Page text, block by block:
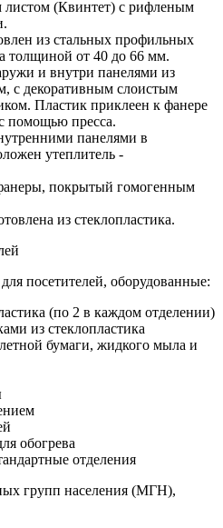
(Квинтет) с рифленым
из стальных профильных
толщиной от 40 до 66 мм.
и внутри панелями из
с декоративным слоистым
Пластик приклеен к фанере
помощью пресса.
панелями в
утеплитель -
покрытый гомогенным
из стеклопластика.
посетителей, оборудованные:
(по 2 в каждом отделении)
из стеклопластика
бумаги, жидкого мыла и
обогрева
отделения
групп населения (МГН),